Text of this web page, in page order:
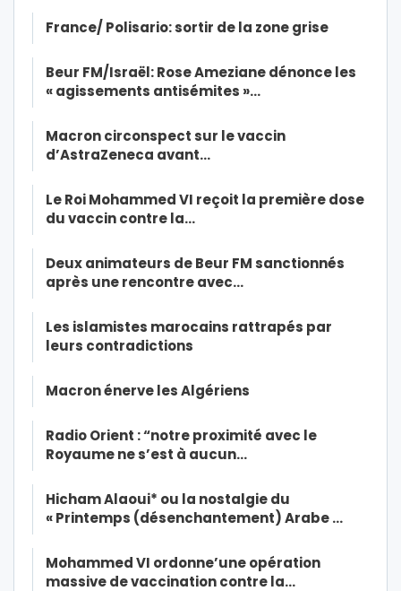
France/ Polisario: sortir de la zone grise
Beur FM/Israël: Rose Ameziane dénonce les
« agissements antisémites »…
Macron circonspect sur le vaccin
d’AstraZeneca avant…
Le Roi Mohammed VI reçoit la première dose
du vaccin contre la…
Deux animateurs de Beur FM sanctionnés
après une rencontre avec…
Les islamistes marocains rattrapés par
leurs contradictions
Macron énerve les Algériens
Radio Orient : “notre proximité avec le
Royaume ne s’est à aucun…
Hicham Alaoui* ou la nostalgie du
« Printemps (désenchantement) Arabe …
Mohammed VI ordonne’une opération
massive de vaccination contre la…